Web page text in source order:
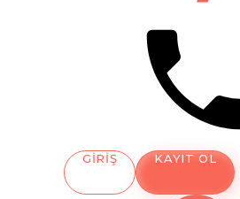
GIRIŞ KAYIT OL